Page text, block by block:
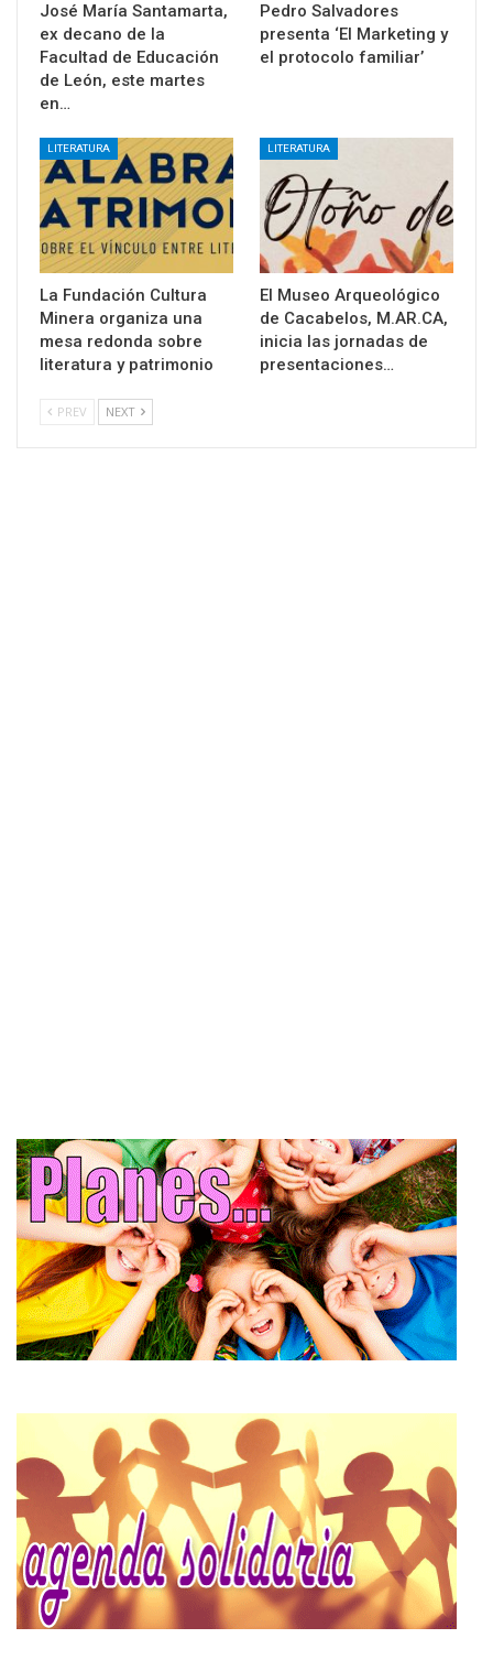
José María Santamarta,
ex decano de la
Facultad de Educación
de León, este martes
en…
Pedro Salvadores
presenta ‘El Marketing y
el protocolo familiar’
LITERATURA
La Fundación Cultura
Minera organiza una
mesa redonda sobre
literatura y patrimonio
LITERATURA
El Museo Arqueológico
de Cacabelos, M.AR.CA,
inicia las jornadas de
presentaciones…
PREV NEXT